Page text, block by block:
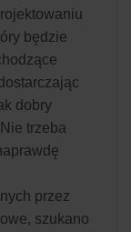
będzie
dobry
trzeba
przez
szukano